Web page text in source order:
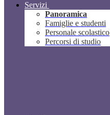
Servizi
Panoramica
Famiglie e studenti
Personale scolastico
Percorsi di studio